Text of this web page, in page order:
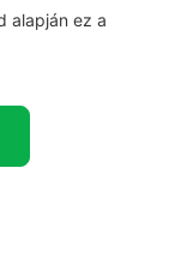
alapján ez a